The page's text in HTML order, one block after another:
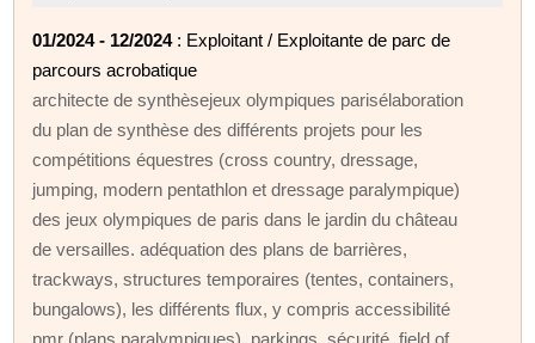
01/2024 - 12/2024: Exploitant / Exploitante de parc de
parcours acrobatique
architecte de synthèsejeux olympiques parisélaboration
du plan de synthèse des différents projets pour les
compétitions équestres (cross country, dressage,
jumping, modern pentathlon et dressage paralympique)
des jeux olympiques de paris dans le jardin du château
de versailles. adéquation des plans de barrières,
trackways, structures temporaires (tentes, containers,
bungalows), les différents flux, y compris accessibilité
pmr (plans paralympiques), parkings, sécurité, field of